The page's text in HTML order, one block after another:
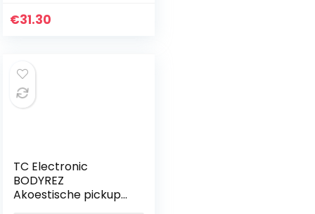
€31.30
TC Electronic
BODYREZ
Akoestische pickup